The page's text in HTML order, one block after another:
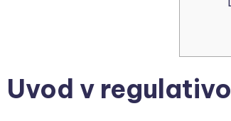
Uvod v